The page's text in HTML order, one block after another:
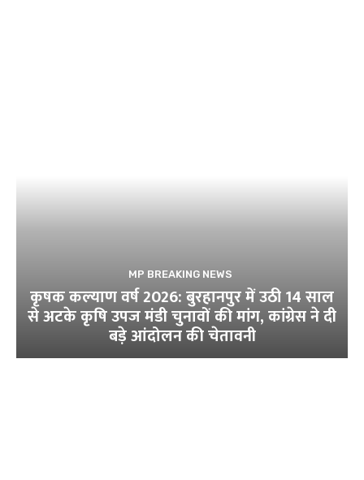
MP BREAKING NEWS
कृषक कल्याण वर्ष 2026: बुरहानपुर में उठी 14 साल
से अटके कृषि उपज मंडी चुनावों की मांग, कांग्रेस ने दी
बड़े आंदोलन की चेतावनी